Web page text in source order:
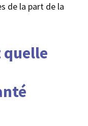
de la part de la
quelle